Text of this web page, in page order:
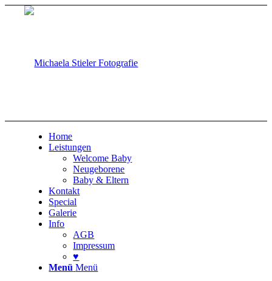
Home
Leistungen
Welcome Baby
Neugeborene
Baby & Eltern
Kontakt
Special
Galerie
Info
AGB
Impressum
♥
Menü Menü